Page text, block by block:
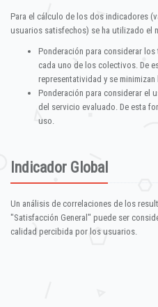
Para el cálculo de los dos indicadores
usuarios satisfechos) se ha utilizado el
Ponderación para considerar
cada uno de los colectivos. De
representatividad y se
Ponderación para considerar el
del servicio evaluado. De esta
uso.
Indicador Global
Un análisis de correlaciones de los
"Satisfacción General" puede ser
calidad percibida por los usuarios.